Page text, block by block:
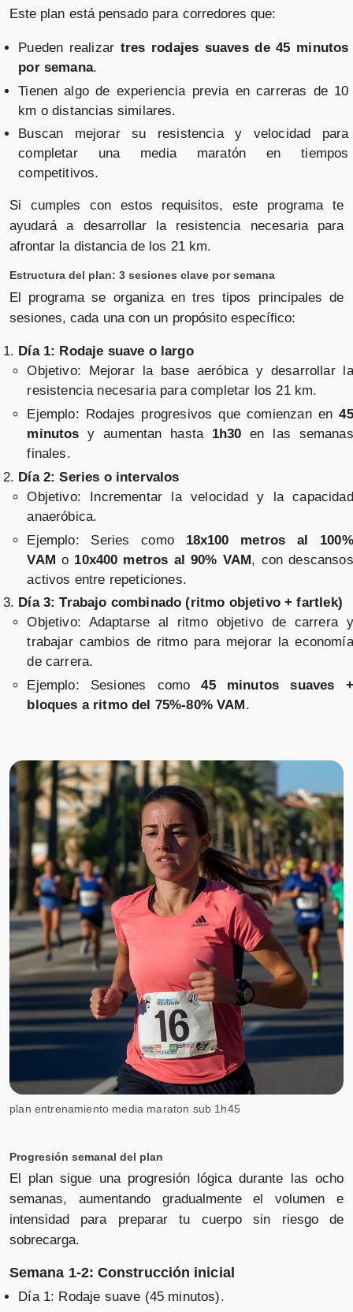
Este plan está pensado para corredores que:
Pueden realizar tres rodajes suaves de 45 minutos
por semana.
Tienen algo de experiencia previa en carreras de 10
km o distancias similares.
Buscan mejorar su resistencia y velocidad para
completar una media maratón en tiempos
competitivos.
Si cumples con estos requisitos, este programa te
ayudará a desarrollar la resistencia necesaria para
afrontar la distancia de los 21 km.
Estructura del plan: 3 sesiones clave por semana
El programa se organiza en tres tipos principales de
sesiones, cada una con un propósito específico:
Día 1: Rodaje suave o largo
Objetivo: Mejorar la base aeróbica y desarrollar la
resistencia necesaria para completar los 21 km.
Ejemplo: Rodajes progresivos que comienzan en45
minutos y aumentan hasta 1h30 en las semanas
finales.
Día 2: Series o intervalos
Objetivo: Incrementar la velocidad y la capacidad
anaeróbica.
Ejemplo: Series como 18x100 metros al 100%
VAM o 10x400 metros al 90% VAM, con descansos
activos entre repeticiones.
Día 3: Trabajo combinado (ritmo objetivo + fartlek)
Objetivo: Adaptarse al ritmo objetivo de carrera y
trabajar cambios de ritmo para mejorar la economía
de carrera.
Ejemplo: Sesiones como45 minutos suaves +
bloques a ritmo del 75%-80% VAM .
plan entrenamiento media maraton sub 1h45
Progresión semanal del plan
El plan sigue una progresión lógica durante las ocho
semanas, aumentando gradualmente el volumen e
intensidad para preparar tu cuerpo sin riesgo de
sobrecarga.
Semana 1-2: Construcción inicial
Día 1: Rodaje suave (45 minutos).